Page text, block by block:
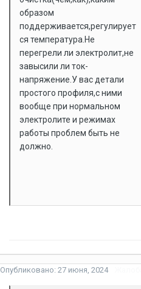
образом
поддерживается,регулирует
ся температура.Не
перегрели ли электролит,не
завысили ли ток-
напряжение.У вас детали
простого профиля,с ними
вообще при нормальном
электролите и режимах
работы проблем быть не
должно.
Опубликовано: 27 июня, 2024